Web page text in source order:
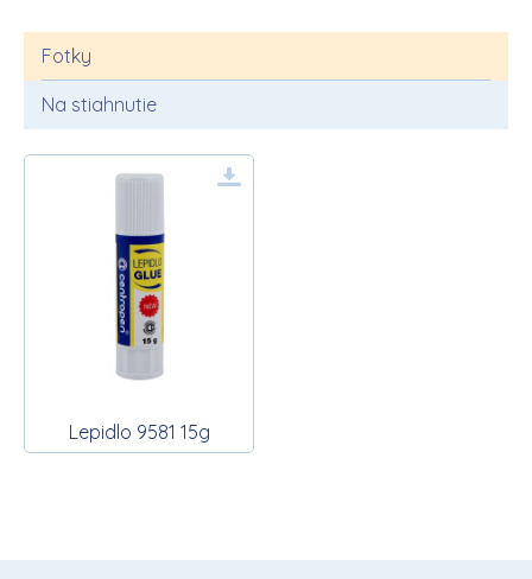
Fotky
Na stiahnutie
Lepidlo 9581 15g